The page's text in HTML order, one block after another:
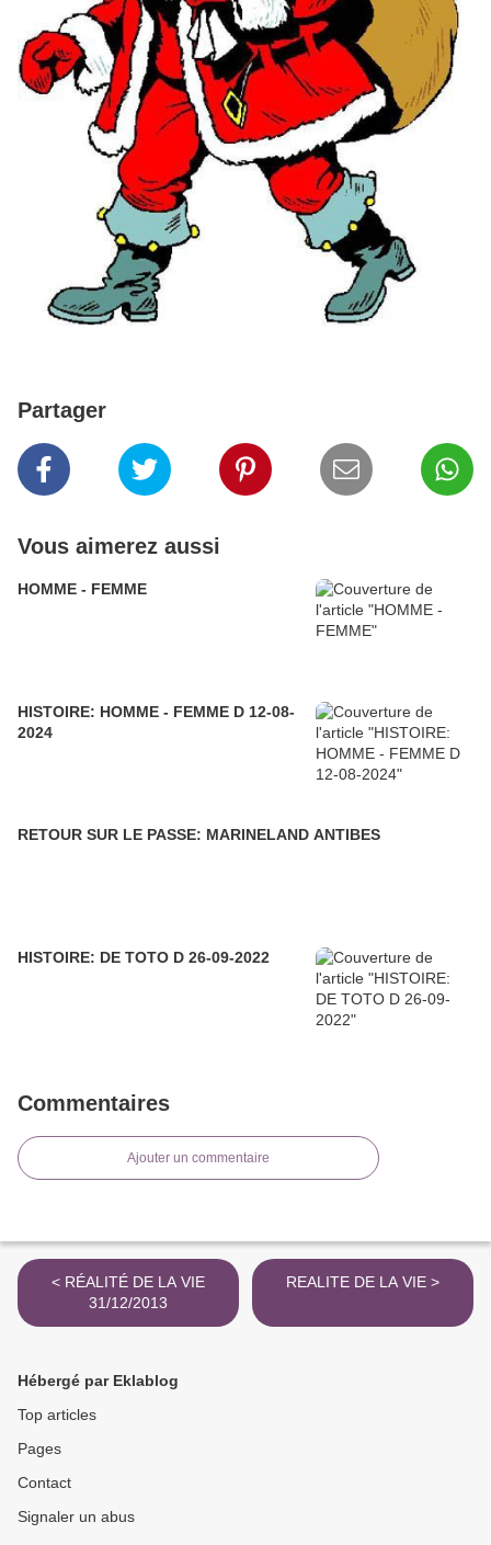
Partager
Vous aimerez aussi
HOMME - FEMME
HISTOIRE: HOMME - FEMME D 12-08-
2024
RETOUR SUR LE PASSE: MARINELAND ANTIBES
HISTOIRE: DE TOTO D 26-09-2022
Commentaires
Ajouter un commentaire
< RÉALITÉ DE LA VIE
31/12/2013
REALITE DE LA VIE >
Hébergé par Eklablog
Top articles
Pages
Contact
Signaler un abus